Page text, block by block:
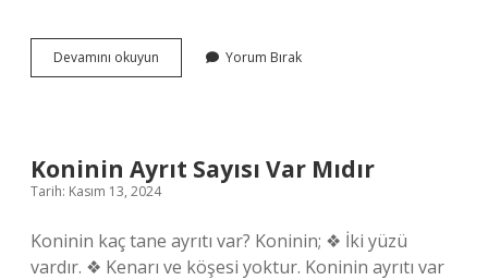
Devamını okuyun Sistematik
Davranış
Yorum Bırak
Koninin Ayrıt Sayısı Var Mıdır
Tarih: Kasım 13, 2024
Koninin kaç tane ayrıtı var? Koninin; ❖ İki yüzü
vardır. ❖ Kenarı ve köşesi yoktur. Koninin ayrıtı var